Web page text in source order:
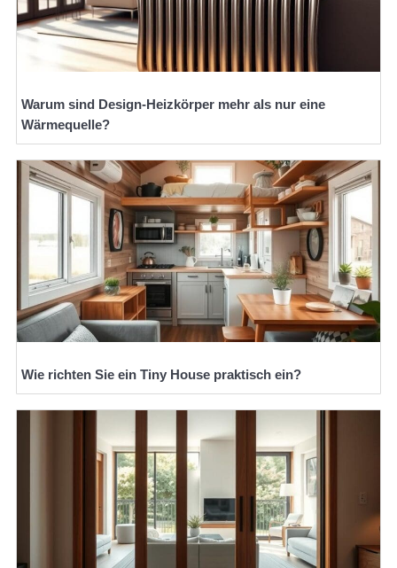
Warum sind Design-Heizkörper mehr als nur eine
Wärmequelle?
Wie richten Sie ein Tiny House praktisch ein?